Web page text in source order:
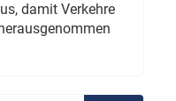
damit Verkehre